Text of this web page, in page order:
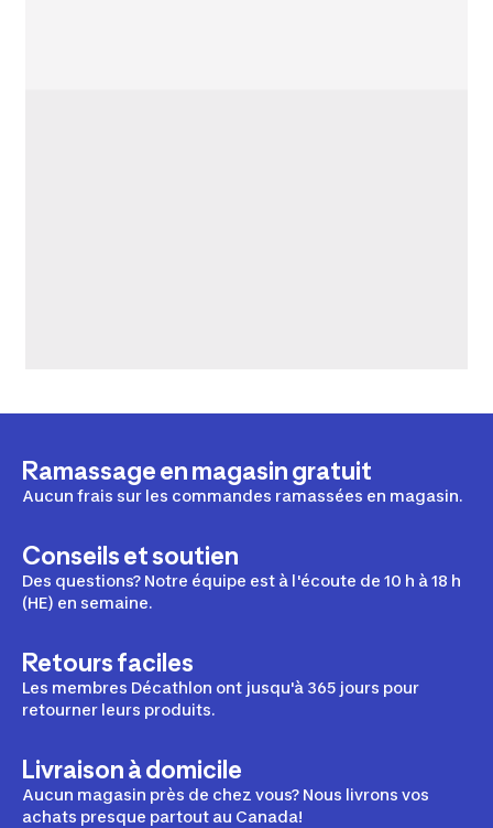
Ramassage en magasin gratuit
Aucun frais sur les commandes ramassées en magasin.
Conseils et soutien
Des questions? Notre équipe est à l'écoute de 10 h à 18 h
(HE) en semaine.
Retours faciles
Les membres Décathlon ont jusqu'à 365 jours pour
retourner leurs produits.
Livraison à domicile
Aucun magasin près de chez vous? Nous livrons vos
achats presque partout au Canada!